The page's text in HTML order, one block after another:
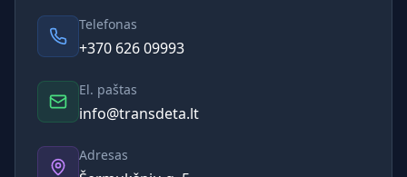
Telefonas
+370 626 09993
El. paštas
info@transdeta.lt
Adresas